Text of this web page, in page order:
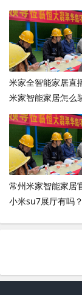
米家全智能家居直
米家智能家居怎么
常州米家智能家居
小米su7展厅有吗？